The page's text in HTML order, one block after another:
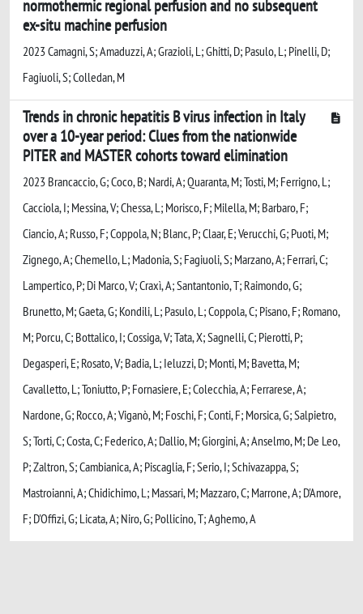
normothermic regional perfusion and no subsequent
ex-situ machine perfusion
2023 Camagni, S; Amaduzzi, A; Grazioli, L; Ghitti, D; Pasulo, L; Pinelli, D;
Fagiuoli, S; Colledan, M
Trends in chronic hepatitis B virus infection in Italy
over a 10-year period: Clues from the nationwide
PITER and MASTER cohorts toward elimination
2023 Brancaccio, G; Coco, B; Nardi, A; Quaranta, M; Tosti, M; Ferrigno, L;
Cacciola, I; Messina, V; Chessa, L; Morisco, F; Milella, M; Barbaro, F;
Ciancio, A; Russo, F; Coppola, N; Blanc, P; Claar, E; Verucchi, G; Puoti, M;
Zignego, A; Chemello, L; Madonia, S; Fagiuoli, S; Marzano, A; Ferrari, C;
Lampertico, P; Di Marco, V; Craxì, A; Santantonio, T; Raimondo, G;
Brunetto, M; Gaeta, G; Kondili, L; Pasulo, L; Coppola, C; Pisano, F; Romano,
M; Porcu, C; Bottalico, I; Cossiga, V; Tata, X; Sagnelli, C; Pierotti, P;
Degasperi, E; Rosato, V; Badia, L; Ieluzzi, D; Monti, M; Bavetta, M;
Cavalletto, L; Toniutto, P; Fornasiere, E; Colecchia, A; Ferrarese, A;
Nardone, G; Rocco, A; Viganò, M; Foschi, F; Conti, F; Morsica, G; Salpietro,
S; Torti, C; Costa, C; Federico, A; Dallio, M; Giorgini, A; Anselmo, M; De Leo,
P; Zaltron, S; Cambianica, A; Piscaglia, F; Serio, I; Schivazappa, S;
Mastroianni, A; Chidichimo, L; Massari, M; Mazzaro, C; Marrone, A; D'Amore,
F; D'Offizi, G; Licata, A; Niro, G; Pollicino, T; Aghemo, A